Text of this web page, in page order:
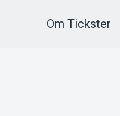
Om Tickster